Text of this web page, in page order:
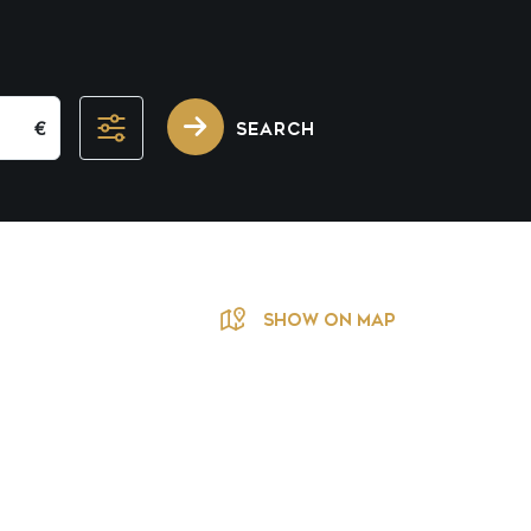
€ SEARCH
SHOW ON MAP